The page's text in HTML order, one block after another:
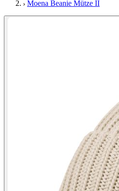
Moena Beanie Mütze II